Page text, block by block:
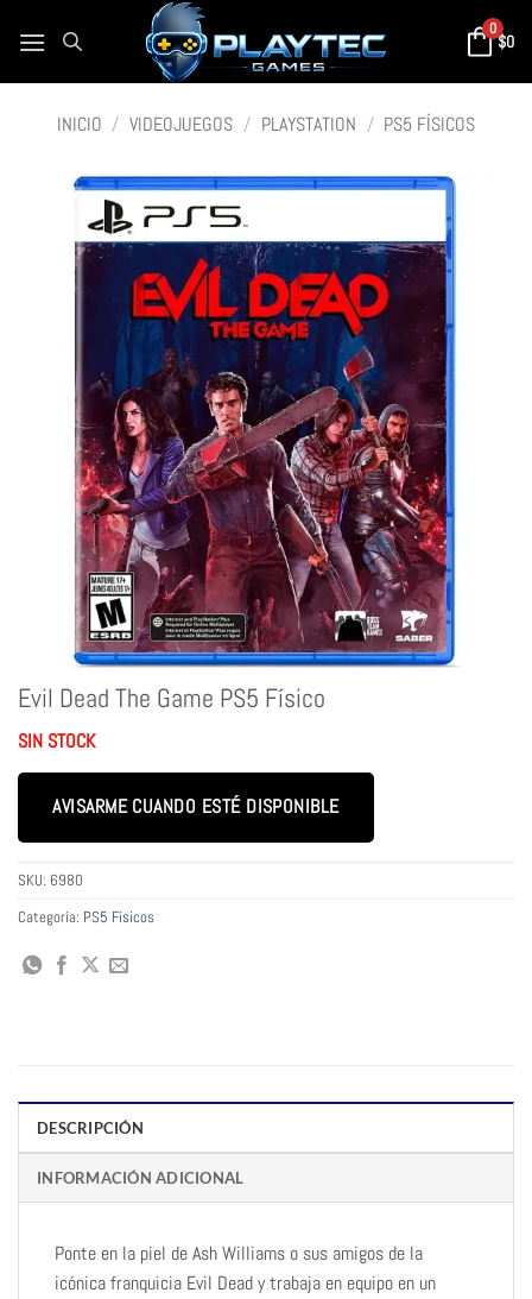
0
$0
INICIO / VIDEOJUEGOS / PLAYSTATION / PS5 FÍSICOS
Evil Dead The Game PS5 Físico
SIN STOCK
AVISARME CUANDO ESTÉ DISPONIBLE
SKU: 6980
Categoría: PS5 Físicos
DESCRIPCIÓN
INFORMACIÓN ADICIONAL
Ponte en la piel de Ash Williams o sus amigos de la
icónica franquicia Evil Dead y trabaja en equipo en un